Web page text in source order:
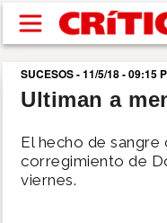
Pasar al contenido
buscar
NACIONAL
SUCESOS - 11/5/18 - 09:15
Ultiman a
El hecho de sangre
corregimiento de
viernes.